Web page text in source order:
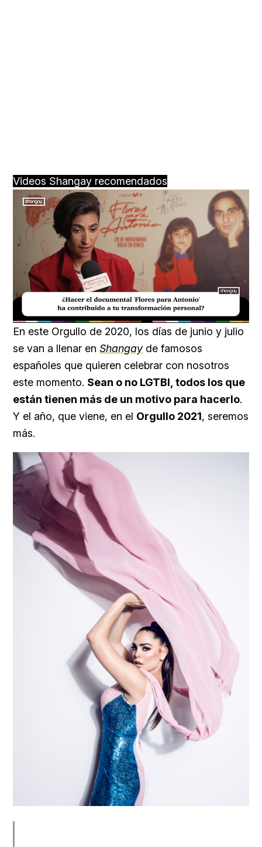
Videos Shangay recomendados
Unmute Loaded:
20.99%
En este Orgullo de 2020, los días de junio y julio
se van a llenar en Shangay de famosos
españoles que quieren celebrar con nosotros
este momento. Sean o no LGTBI, todos los que
están tienen más de un motivo para hacerlo.
Y el año, que viene, en el Orgullo 2021, seremos
más.